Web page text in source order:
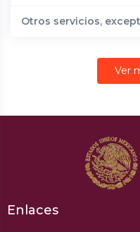
Otros servicios,
Ver
Enlaces